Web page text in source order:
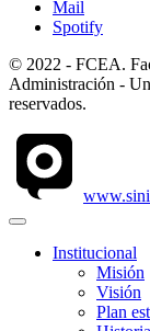
Mail
Spotify
© 2022 - FCEA.
Administración -
reservados.
Institucional
Misión
Visión
Plan